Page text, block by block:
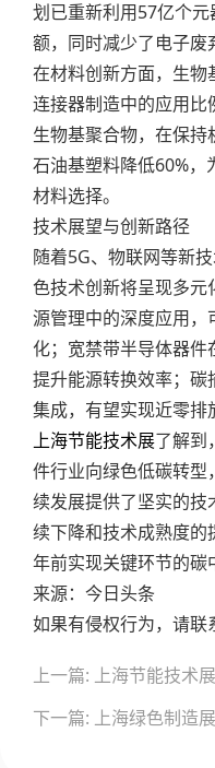
划已重新利用57亿个
额，同时减少了电子废
在材料创新方面，生物
连接器制造中的应用比
生物基聚合物，在保
石油基塑料降低60%，
材料选择。
技术展望与创新路径
随着5G、物联网等新
色技术创新将呈现多
源管理中的深度应用
化；宽禁带半导体器
提升能源转换效率；碳
集成，有望实现近零排
上海节能技术展了解到
件行业向绿色低碳转
续发展提供了坚实的
续下降和技术成熟度
年前实现关键环节的碳
来源：今日头条
如果有侵权行为，请联
章
航